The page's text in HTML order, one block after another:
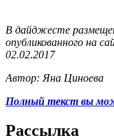
В дайджесте
опубликованного на
02.02.2017
Автор: Яна Циноева
Полный текст вы
Рассылка